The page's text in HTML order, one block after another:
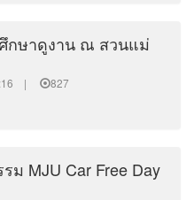
กษาดูงาน ณ สวนแม่
| 827
ม MJU Car Free Day